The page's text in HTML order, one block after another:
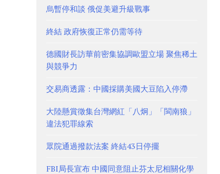
烏暫停和談 俄促美避升級戰事
終結 政府恢復正常仍需等待
德國財長訪華前密集協調歐盟立場 聚焦稀土
與競爭力
交易商透露：中國採購美國大豆陷入停滯
大陸懸賞徵集台灣網紅「八炯」「閩南狼」
違法犯罪線索
眾院通過撥款法案 終結43日停擺
FBI局長宣布 中國同意阻止芬太尼相關化學